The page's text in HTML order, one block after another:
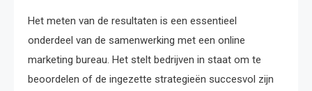
Het meten van de resultaten is een essentieel
onderdeel van de samenwerking met een online
marketing bureau. Het stelt bedrijven in staat om te
beoordelen of de ingezette strategieën succesvol zijn